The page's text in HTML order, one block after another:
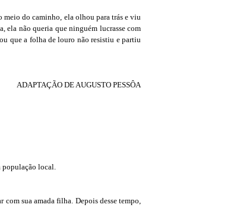
meio do caminho, ela olhou para trás e viu
ela não queria que ninguém lucrasse com
que a folha de louro não resistiu e partiu
ADAPTAÇÃO DE AUGUSTO PESSÔA
população local.
sua amada filha. Depois desse tempo,